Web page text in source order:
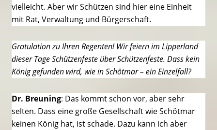
vielleicht. Aber wir Schützen sind hier eine Einheit
mit Rat, Verwaltung und Bürgerschaft.
Gratulation zu Ihren Regenten! Wir feiern im Lipperland
dieser Tage Schützenfeste über Schützenfeste. Dass kein
König gefunden wird, wie in Schötmar – ein Einzelfall?
Dr. Breuning: Das kommt schon vor, aber sehr
selten. Dass eine große Gesellschaft wie Schötmar
keinen König hat, ist schade. Dazu kann ich aber